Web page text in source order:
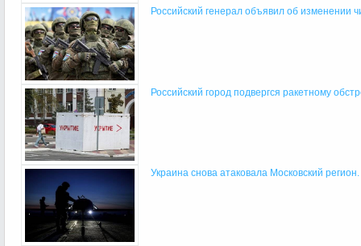
Российский генерал объявил об изменении
Российский город подвергся ракетному
Украина снова атаковала Московский